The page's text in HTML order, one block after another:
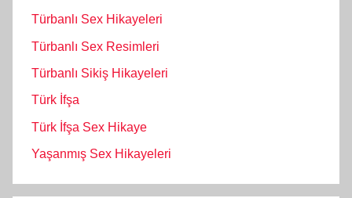
Türbanlı Sex Hikayeleri
Türbanlı Sex Resimleri
Türbanlı Sikiş Hikayeleri
Türk İfşa
Türk İfşa Sex Hikaye
Yaşanmış Sex Hikayeleri